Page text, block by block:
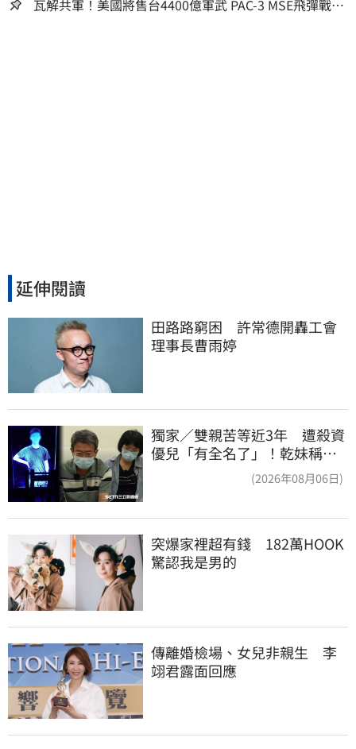
嫌晚！
瓦解共軍！美國將售台4400億軍武 PAC-3 MSE飛彈戰力
延伸閱讀
田路路窮困　許常德開轟工會
理事長曹雨婷
獨家／雙親苦等近3年 遭殺資
優兒「有全名了」！乾妹稱賠
(2026年08月06日)
突爆家裡超有錢　182萬HOOK
驚認我是男的
傳離婚檢場、女兒非親生　李
翊君露面回應